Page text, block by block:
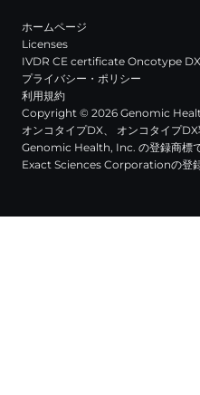
ホームページ
Licenses
IVDR CE certificate Oncotype DX
プライバシー・ポリシー
利用規約
Copyright © 2026 Genomic
オンコタイプDX、 オンコタイプ
Genomic Health, Inc. の登録商標で
Exact Sciences Corporationの登録